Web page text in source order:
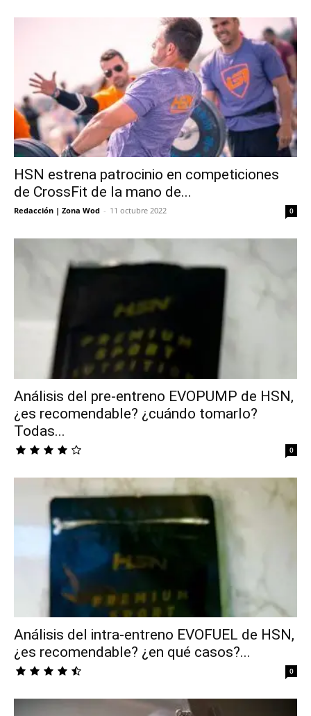
HSN estrena patrocinio en competiciones
de CrossFit de la mano de...
Redacción | Zona Wod - 11 octubre 2022 0
Análisis del pre-entreno EVOPUMP de HSN,
¿es recomendable? ¿cuándo tomarlo?
Todas...
0
Análisis del intra-entreno EVOFUEL de HSN,
¿es recomendable? ¿en qué casos?...
0